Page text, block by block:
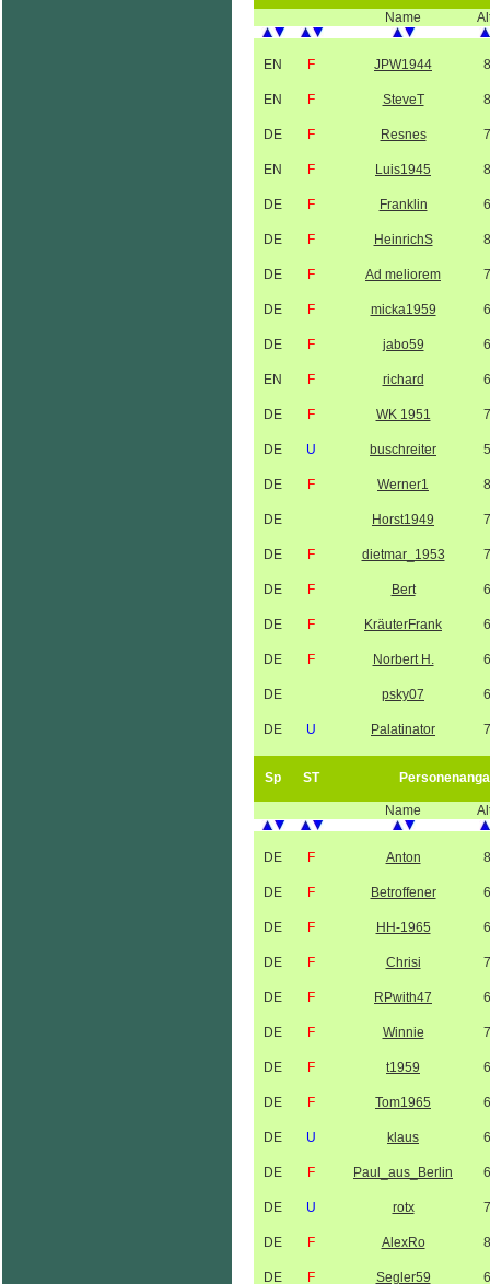
Name
EN F JPW1944
EN F SteveT
DE F Resnes
EN F Luis1945
DE F Franklin
DE F HeinrichS
DE F Ad meliorem
DE F micka1959
DE F jabo59
EN F richard
DE F WK 1951
DE U buschreiter
DE F Werner1
DE Horst1949
DE F dietmar_1953
DE F Bert
DE F KräuterFrank
DE F Norbert H.
DE psky07
DE U Palatinator
Sp ST
Name
DE F Anton
DE F Betroffener
DE F HH-1965
DE F Chrisi
DE F RPwith47
DE F Winnie
DE F t1959
DE F Tom1965
DE U klaus
DE F Paul_aus_Berlin
DE U rotx
DE F AlexRo
DE F Segler59